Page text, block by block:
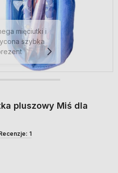
mięciutki i
szybka
pluszowy Miś dla
1